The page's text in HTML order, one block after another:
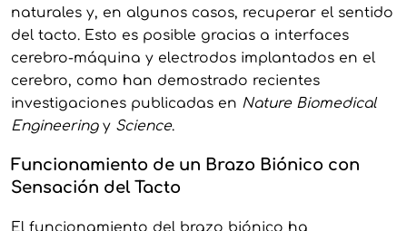
naturales y, en algunos casos, recuperar el sentido
del tacto. Esto es posible gracias a interfaces
cerebro-máquina y electrodos implantados en el
cerebro, como han demostrado recientes
investigaciones publicadas en Nature Biomedical
Engineeringy Science.
Funcionamiento de un Brazo Biónico con
Sensación del Tacto
El funcionamiento del brazo biónico ha